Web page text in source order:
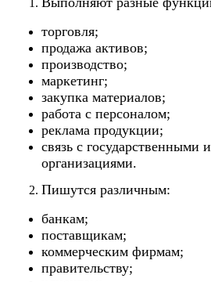
торговля;
продажа активов;
производство;
маркетинг;
закупка материалов;
работа с персоналом;
реклама продукции;
связь с государственными
организациями.
Пишутся различным:
банкам;
поставщикам;
коммерческим фирмам;
правительству;